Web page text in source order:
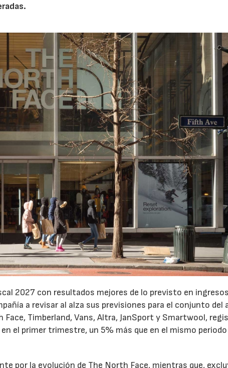
2027 con resultados mejores de lo previsto en
a revisar al alza sus previsiones para el conjunto del
Timberland, Vans, Altra, JanSport y Smartwool,
el primer trimestre, un 5% más que en el mismo
por la evolución de The North Face, mientras que,